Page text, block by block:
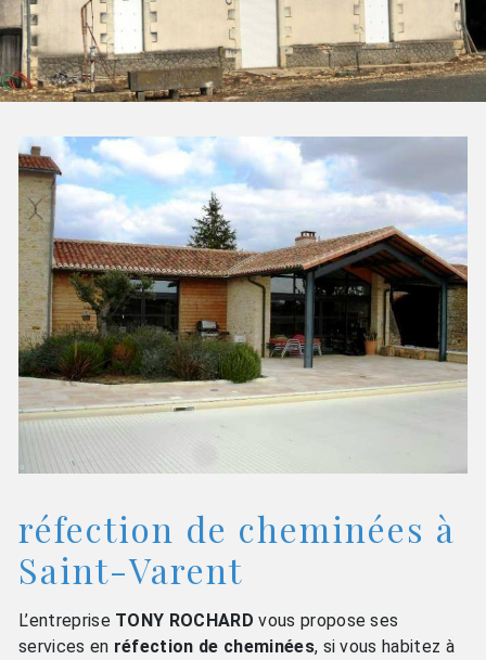
réfection de cheminées à
Saint-Varent
L’entreprise TONY ROCHARD vous propose ses
services en réfection de cheminées, si vous habitez à